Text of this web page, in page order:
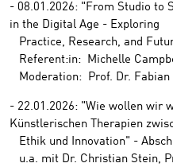
- 08.01.2026: "From Studio to
in the Digital Age - Exploring
Practice, Research, and
Referent:in: Michelle
Moderation: Prof. Dr. Fabian
- 22.01.2026: "Wie wollen wir
Künstlerischen Therapien
Ethik und Innovation" -
u.a. mit Dr. Christian Stein,